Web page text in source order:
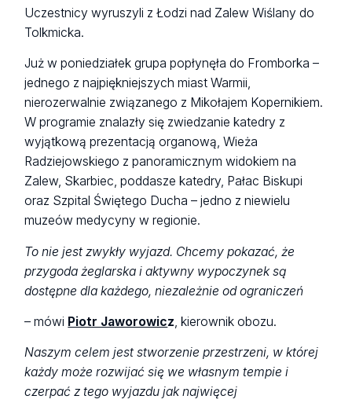
Uczestnicy wyruszyli z Łodzi nad Zalew Wiślany do
Tolkmicka.
Już w poniedziałek grupa popłynęła do Fromborka –
jednego z najpiękniejszych miast Warmii,
nierozerwalnie związanego z Mikołajem Kopernikiem.
W programie znalazły się zwiedzanie katedry z
wyjątkową prezentacją organową, Wieża
Radziejowskiego z panoramicznym widokiem na
Zalew, Skarbiec, poddasze katedry, Pałac Biskupi
oraz Szpital Świętego Ducha – jedno z niewielu
muzeów medycyny w regionie.
To nie jest zwykły wyjazd. Chcemy pokazać, że
przygoda żeglarska i aktywny wypoczynek są
dostępne dla każdego, niezależnie od ograniczeń
– mówi Piotr Jaworowicz, kierownik obozu.
Naszym celem jest stworzenie przestrzeni, w której
każdy może rozwijać się we własnym tempie i
czerpać z tego wyjazdu jak najwięcej